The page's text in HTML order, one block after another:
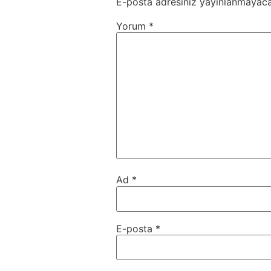
Yorum *
Ad *
E-posta *